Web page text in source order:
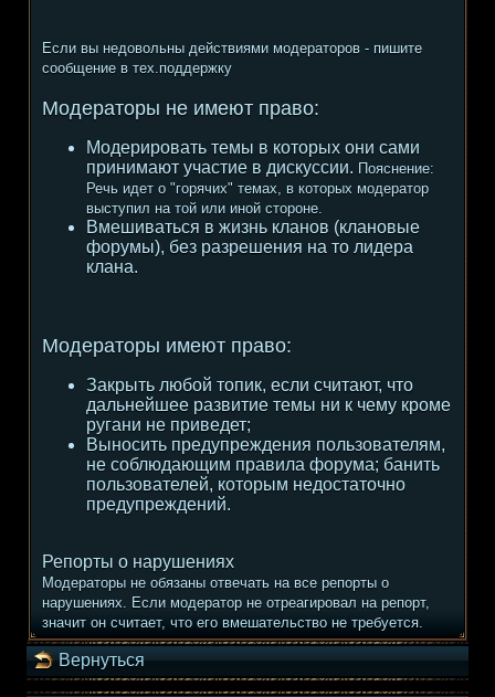
Если вы недовольны действиями модераторов - пишите
сообщение в тех.поддержку
Модераторы не имеют право:
Модерировать темы в которых они сами
принимают участие в дискуссии. Пояснение:
Речь идет о "горячих" темах, в которых модератор
выступил на той или иной стороне.
Вмешиваться в жизнь кланов (клановые
форумы), без разрешения на то лидера
клана.
Модераторы имеют право:
Закрыть любой топик, если считают, что
дальнейшее развитие темы ни к чему кроме
ругани не приведет;
Выносить предупреждения пользователям,
не соблюдающим правила форума; банить
пользователей, которым недостаточно
предупреждений.
Репорты о нарушениях
Модераторы не обязаны отвечать на все репорты о
нарушениях. Если модератор не отреагировал на репорт,
значит он считает, что его вмешательство не требуется.
Вернуться